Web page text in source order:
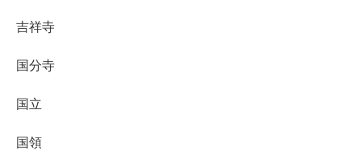
吉祥寺
国分寺
国立
国領